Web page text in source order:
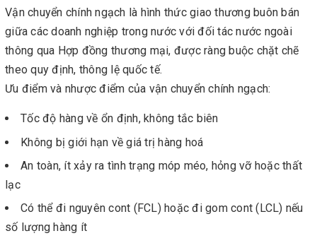
Vận chuyển chính ngạch là hình thức giao thương buôn bán
giữa các doanh nghiệp trong nước với đối tác nước ngoài
thông qua Hợp đồng thương mại, được ràng buộc chặt chẽ
theo quy định, thông lệ quốc tế.
Ưu điểm và nhược điểm của vận chuyển chính ngạch:
Tốc độ hàng về ổn định, không tắc biên
Không bị giới hạn về giá trị hàng hoá
An toàn, ít xảy ra tình trạng móp méo, hỏng vỡ hoặc thất
lạc
Có thể đi nguyên cont (FCL) hoặc đi gom cont (LCL) nếu
số lượng hàng ít